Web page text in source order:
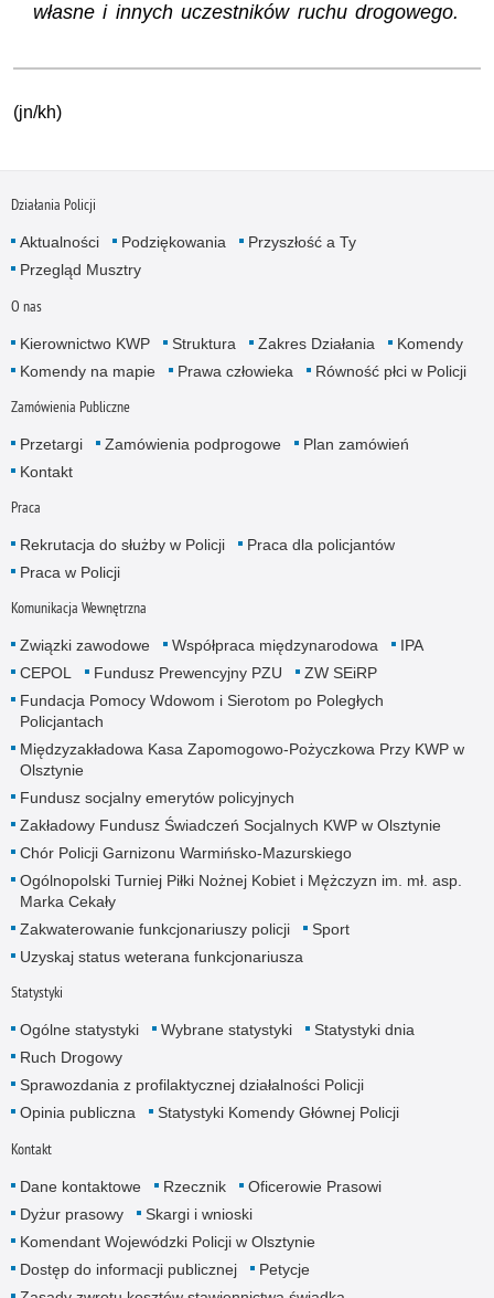
własne i innych uczestników ruchu drogowego.
(jn/kh)
Działania Policji
Aktualności Podziękowania
Przyszłość a Ty
Przegląd Musztry
O nas
Kierownictwo KWP Struktura Zakres Działania
Komendy
Komendy na mapie
Prawa człowieka Równość płci w Policji
Zamówienia Publiczne
Przetargi Zamówienia podprogowe
Plan zamówień
Kontakt
Praca
Rekrutacja do służby w Policji
Praca dla policjantów
Praca w Policji
Komunikacja Wewnętrzna
Związki zawodowe Współpraca międzynarodowa
IPA
CEPOL
Fundusz Prewencyjny PZU
ZW SEiRP
Fundacja Pomocy Wdowom i Sierotom po Poległych
Policjantach
Międzyzakładowa Kasa Zapomogowo-Pożyczkowa Przy KWP w
Olsztynie
Fundusz socjalny emerytów policyjnych
Zakładowy Fundusz Świadczeń Socjalnych KWP w Olsztynie
Chór Policji Garnizonu Warmińsko-Mazurskiego
Ogólnopolski Turniej Piłki Nożnej Kobiet i Mężczyzn im. mł. asp.
Marka Cekały
Zakwaterowanie funkcjonariuszy policji
Sport
Uzyskaj status weterana funkcjonariusza
Statystyki
Ogólne statystyki Wybrane statystyki
Statystyki dnia
Ruch Drogowy
Sprawozdania z profilaktycznej działalności Policji
Opinia publiczna
Statystyki Komendy Głównej Policji
Kontakt
Dane kontaktowe Rzecznik
Oficerowie Prasowi
Dyżur prasowy
Skargi i wnioski
Komendant Wojewódzki Policji w Olsztynie
Dostęp do informacji publicznej
Petycje